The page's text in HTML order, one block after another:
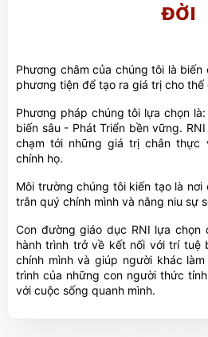
ĐỜI
Phương châm của chúng tôi là
phương tiện để tạo ra giá trị cho thế
Phương pháp chúng tôi lựa chọn
biến sâu - Phát Triển bền vững.
chạm tới những giá trị chân thực
chính họ.
Môi trường chúng tôi kiến tạo là
trân quý chính mình và nâng niu sự
Con đường giáo dục RNI lựa
hành trình trở về kết nối với trí tuệ
chính mình và giúp người khác
trình của những con người thức
với cuộc sống quanh mình.